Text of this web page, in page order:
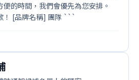
的時間，我們會優先為您安排。
！ [品牌名稱] 團隊 ```